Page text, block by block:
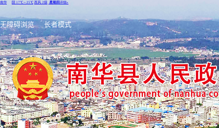
无障碍浏览 长者模式